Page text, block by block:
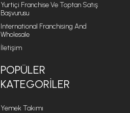
Yurtiçi Franchise Ve Toptan Satış
Başvurusu
International Franchising And
Wholesale
İletişim
POPÜLER
KATEGORILER
Yemek Takımı